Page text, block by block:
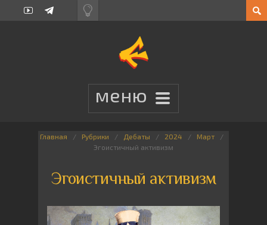
Главная Рубрики Дебаты 2024
Март
Эгоистичный активизм
Эгоистичный активизм